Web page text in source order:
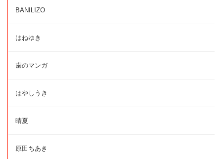
BANILIZO
はねゆき
歯のマンガ
はやしうき
晴夏
原田ちあき